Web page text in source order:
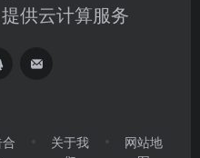
提供云计算服务
关于我
网站地